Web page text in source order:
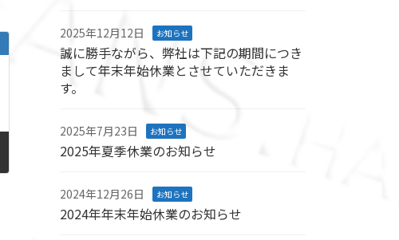
2025年12月12日 お知らせ
誠に勝手ながら、弊社は下記の期間につき
まして年末年始休業とさせていただきま
す。
2025年7月23日 お知らせ
2025年夏季休業のお知らせ
2024年12月26日 お知らせ
2024年年末年始休業のお知らせ